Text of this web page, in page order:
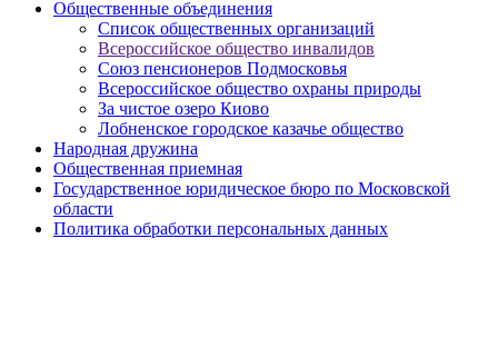
Общественные объединения
Cписок общественных организаций
Всероссийское общество инвалидов
Союз пенсионеров Подмосковья
Всероссийское общество охраны природы
За чистое озеро Киово
Лобненское городское казачье общество
Народная дружина
Общественная приемная
Государственное юридическое бюро по Московской
области
Политика обработки персональных данных